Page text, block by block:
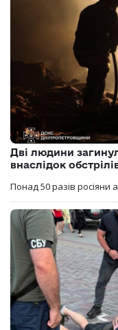
Дві людини
внаслідок
Понад 50 разів росіяни